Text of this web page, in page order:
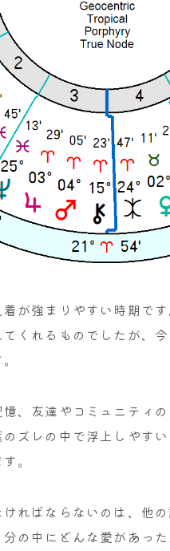
が強まりやすい時期で
くれるものでしたが、
、友達やコミュニティ
ズレの中で浮上しやす
。
ればならないのは、他
の中にどんな愛があっ